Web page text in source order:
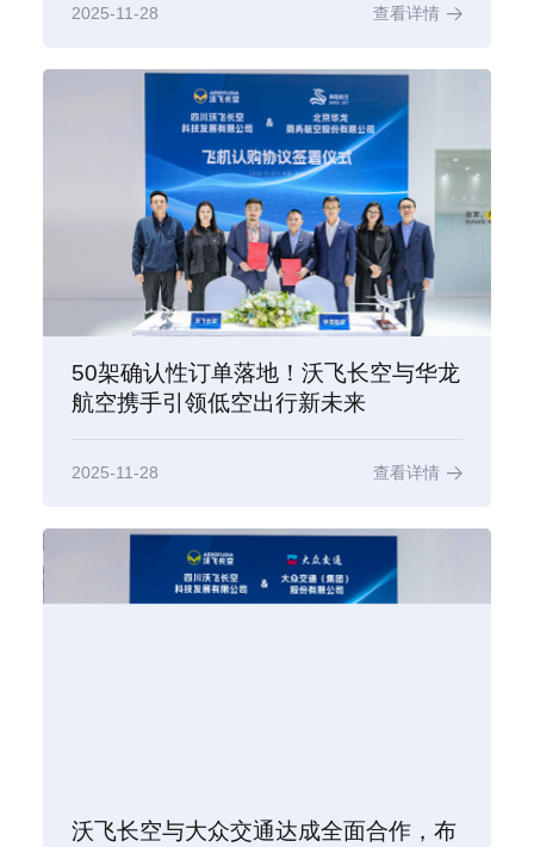
2025-11-28 查看详情
50架确认性订单落地！沃飞长空与华龙
航空携手引领低空出行新未来
2025-11-28 查看详情
沃飞长空与大众交通达成全面合作，布